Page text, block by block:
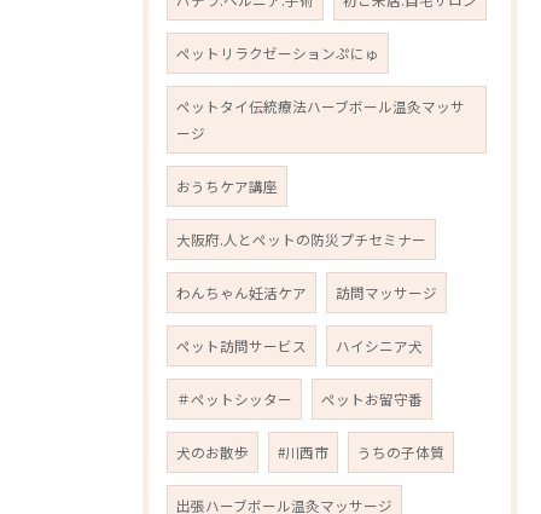
ペットリラクゼーションぷにゅ
ペットタイ伝統療法ハーブボール温灸マッサ
ージ
おうちケア講座
大阪府.人とペットの防災プチセミナー
わんちゃん妊活ケア 訪問マッサージ
ペット訪問サービス ハイシニア犬
＃ペットシッター ペットお留守番
犬のお散歩 #川西市 うちの子体質
出張ハーブボール温灸マッサージ